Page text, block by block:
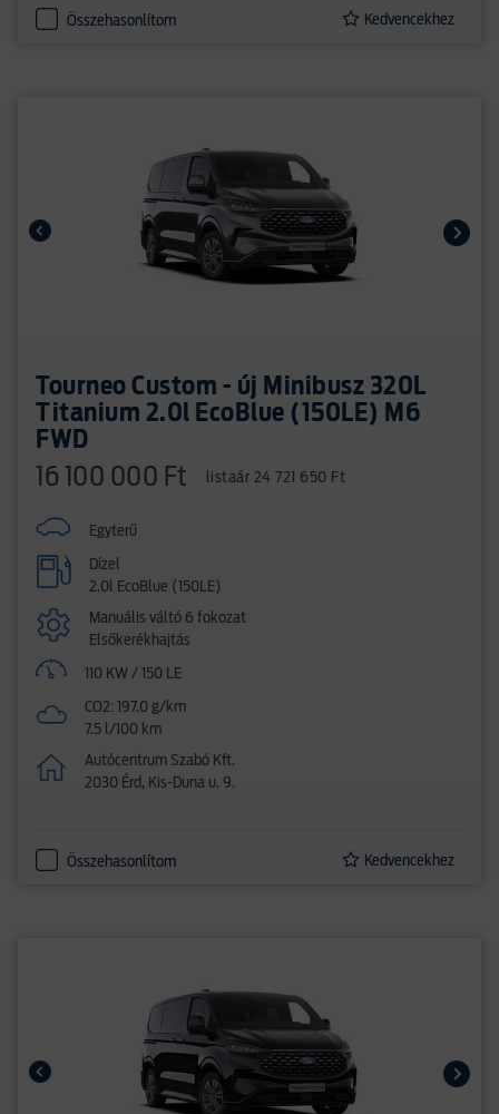
Összehasonlítom Kedvencekhez
Tourneo Custom - új Minibusz 320L
Titanium 2.0l EcoBlue (150LE) M6
FWD
16 100 000 Ft listaár 24 721 650 Ft
Egyterű
Dízel
2.0l EcoBlue (150LE)
Manuális váltó 6 fokozat
Elsőkerékhajtás
110 KW / 150 LE
CO2: 197.0 g/km
7.5 l/100 km
Autócentrum Szabó Kft.
2030 Érd, Kis-Duna u. 9.
Összehasonlítom Kedvencekhez